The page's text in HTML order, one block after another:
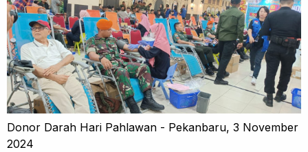
Donor Darah Hari Pahlawan - Pekanbaru, 3 November
2024